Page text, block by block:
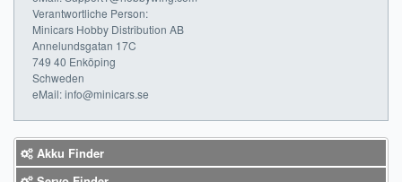
Verantwortliche Person:
Minicars Hobby Distribution AB
Annelundsgatan 17C
749 40 Enköping
Schweden
eMail: info@minicars.se
Akku Finder